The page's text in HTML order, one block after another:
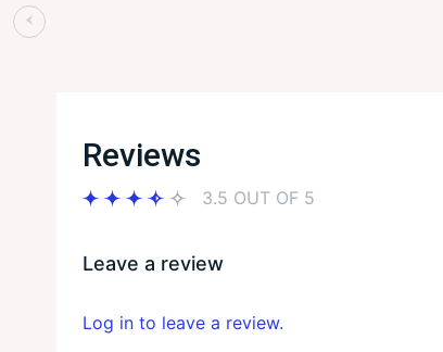
Reviews
3.5 OUT OF 5
Leave a review
Log in to leave a review.